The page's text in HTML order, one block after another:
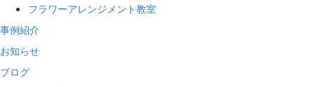
フラワーアレンジメント教室
事例紹介
お知らせ
ブログ